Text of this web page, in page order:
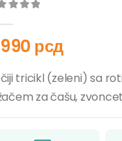
рсд
tricikl (zeleni) sa
za čašu,